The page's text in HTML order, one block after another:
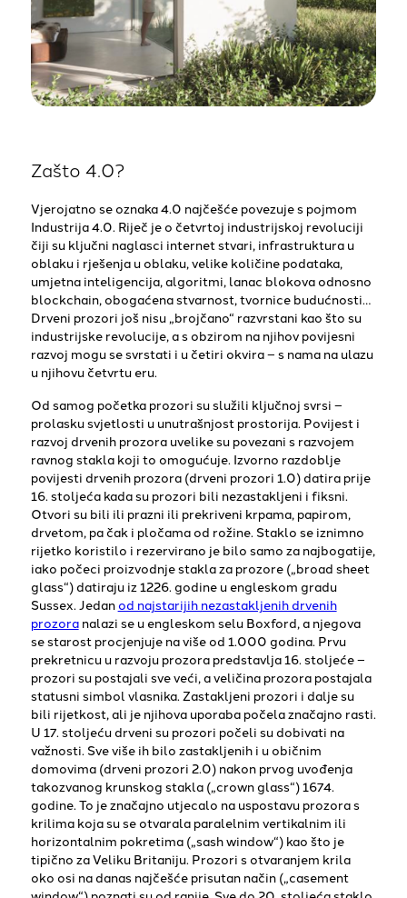
Zašto 4.0?
Vjerojatno se oznaka 4.0 najčešće povezuje s pojmom
Industrija 4.0. Riječ je o četvrtoj industrijskoj revoluciji
čiji su ključni naglasci internet stvari, infrastruktura u
oblaku i rješenja u oblaku, velike količine podataka,
umjetna inteligencija, algoritmi, lanac blokova odnosno
blockchain, obogaćena stvarnost, tvornice budućnosti…
Drveni prozori još nisu „brojčano“ razvrstani kao što su
industrijske revolucije, a s obzirom na njihov povijesni
razvoj mogu se svrstati i u četiri okvira – s nama na ulazu
u njihovu četvrtu eru.
Od samog početka prozori su služili ključnoj svrsi –
prolasku svjetlosti u unutrašnjost prostorija. Povijest i
razvoj drvenih prozora uvelike su povezani s razvojem
ravnog stakla koji to omogućuje. Izvorno razdoblje
povijesti drvenih prozora (drveni prozori 1.0) datira prije
16. stoljeća kada su prozori bili nezastakljeni i fiksni.
Otvori su bili ili prazni ili prekriveni krpama, papirom,
drvetom, pa čak i pločama od rožine. Staklo se iznimno
rijetko koristilo i rezervirano je bilo samo za najbogatije,
iako počeci proizvodnje stakla za prozore („broad sheet
glass“) datiraju iz 1226. godine u engleskom gradu
Sussex. Jedanod najstarijih nezastakljenih drvenih
prozoranalazi se u engleskom selu Boxford, a njegova
se starost procjenjuje na više od 1.000 godina. Prvu
prekretnicu u razvoju prozora predstavlja 16. stoljeće –
prozori su postajali sve veći, a veličina prozora postajala
statusni simbol vlasnika. Zastakljeni prozori i dalje su
bili rijetkost, ali je njihova uporaba počela značajno rasti.
U 17. stoljeću drveni su prozori počeli su dobivati na
važnosti. Sve više ih bilo zastakljenih i u običnim
domovima (drveni prozori 2.0) nakon prvog uvođenja
takozvanog krunskog stakla („crown glass“) 1674.
godine. To je značajno utjecalo na uspostavu prozora s
krilima koja su se otvarala paralelnim vertikalnim ili
horizontalnim pokretima („sash window“) kao što je
tipično za Veliku Britaniju. Prozori s otvaranjem krila
oko osi na danas najčešće prisutan način („casement